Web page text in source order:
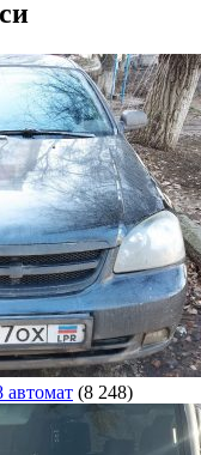
автомат (8 248)